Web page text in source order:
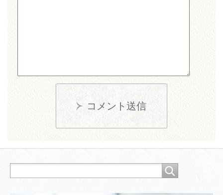
コメント送信